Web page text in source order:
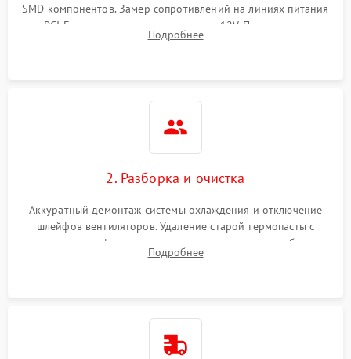
Механические повреждения
SMD-компонентов. Замер сопротивлений на линиях питания
PCI-E и дополнительных разъемах 12V. Проверка на
короткое замыкание основных дросселей питания GPU и
Подробнее
2. Разборка и очистка
Аккуратный демонтаж системы охлаждения и отключение
шлейфов вентиляторов. Удаление старой термопасты с
кристалла графического чипа и термопрокладок с банок
памяти и зоны VRM. Очистка платы от пыли и окислов.
Подробнее